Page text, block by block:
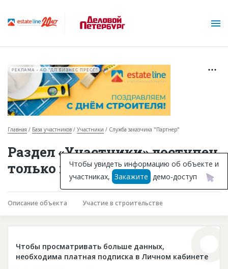
Горячие объекты
База строящихся объектов
Инвестпроекты
Глоссарий
Платные услуги
РЕКЛАМА • АО "ДП БИЗНЕС ПРЕСС"
Главная База участников Участники Служба заказчика "Партнер"
Раздел «Участники» доступен
только подписчикам
Описание объекта Участие в строительстве
Чтобы просматривать больше данных,
необходима платная подписка в Личном кабинете
Чтобы увидеть информацию об объекте и
участниках, Закажите демо-доступ